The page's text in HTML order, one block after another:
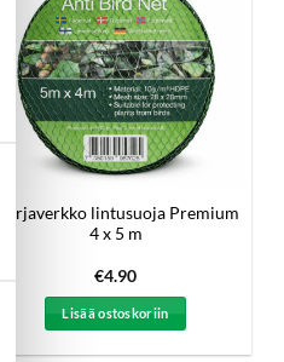
Marjaverkko lintusuoja Premium
4 x 5 m
€4.90
Lisää ostoskoriin